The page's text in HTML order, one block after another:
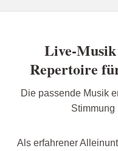
Live-
Repertoire
Die passende Musik
Stimmung
Als erfahrener